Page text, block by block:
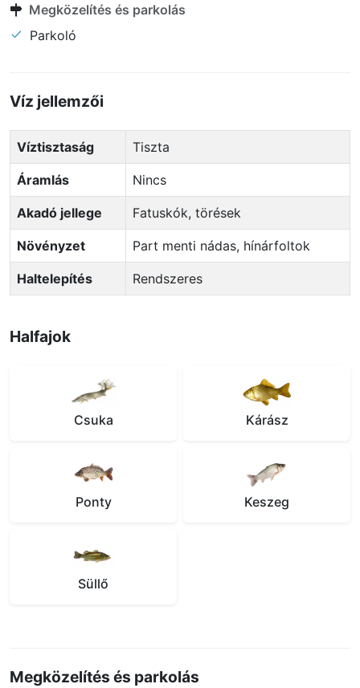
Megközelítés és parkolás
Parkoló
Víz jellemzői
Víztisztaság Tiszta
Áramlás Nincs
Akadó jellege Fatuskók, törések
Növényzet Part menti nádas, hínárfoltok
Haltelepítés Rendszeres
Halfajok
Csuka Kárász
Ponty Keszeg
Süllő
Megközelítés és parkolás